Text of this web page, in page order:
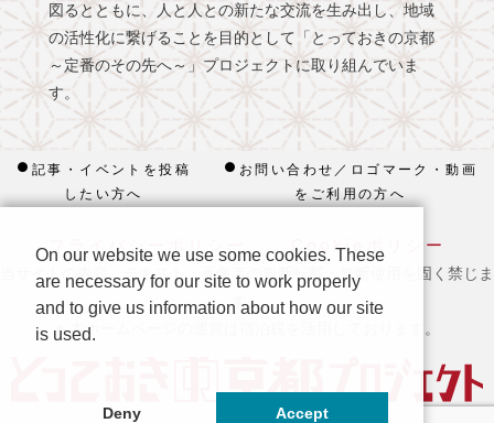
図るとともに、人と人との新たな交流を生み出し、地域
の活性化に繋げることを目的として「とっておきの京都
～定番のその先へ～」プロジェクトに取り組んでいま
す。
記事・イベントを投稿
したい方へ
お問い合わせ／ロゴマーク・動画
をご利用の方へ
プライバシーポリシー Cookieポリシー
当サイトの内容、テキスト、画像等の無断転載・無断使用を固く禁じま
す。
※ 本ホームページの運営は宿泊税を活用しております。
On our website we use some cookies. These
are necessary for our site to work properly
and to give us information about how our site
is used.
Deny Accept